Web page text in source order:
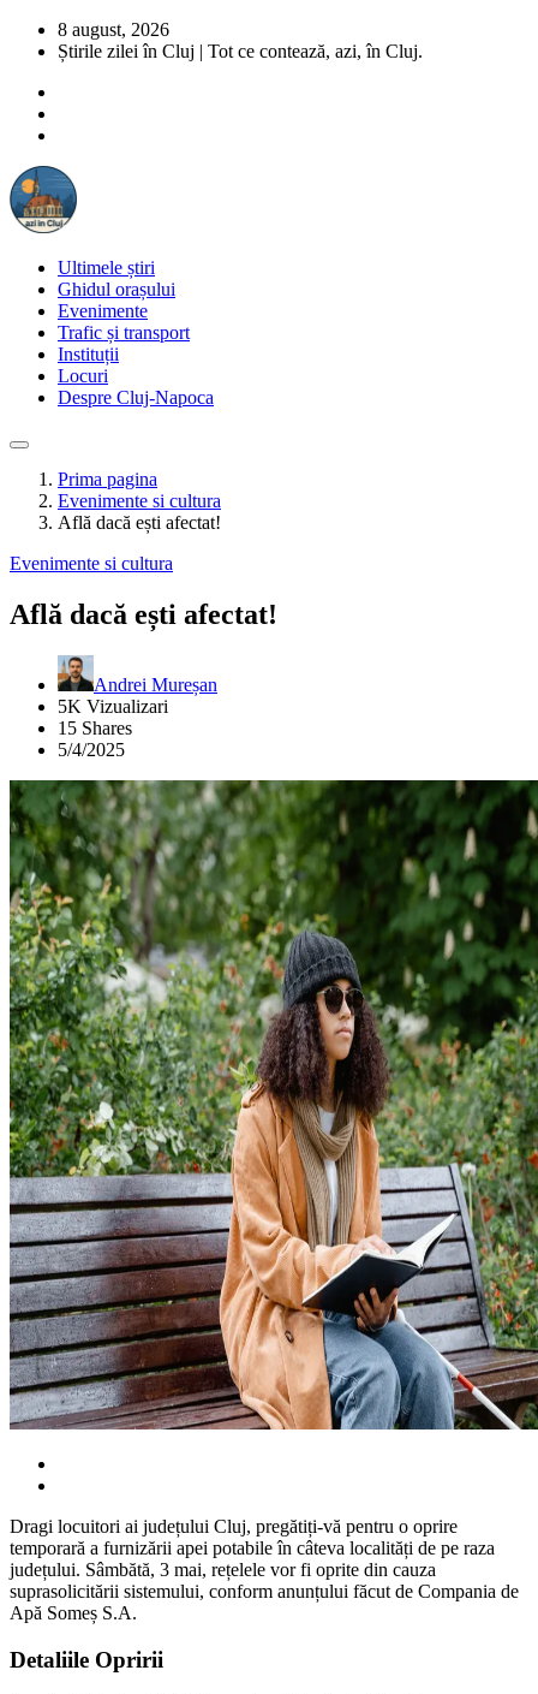
8 august, 2026
Știrile zilei în Cluj | Tot ce contează, azi, în Cluj.
Ultimele știri
Ghidul orașului
Evenimente
Trafic și transport
Instituții
Locuri
Despre Cluj-Napoca
Prima pagina
Evenimente si cultura
Află dacă ești afectat!
Evenimente si cultura
Află dacă ești afectat!
Andrei Mureșan
5K Vizualizari
15 Shares
5/4/2025
Dragi locuitori ai județului Cluj, pregătiți-vă pentru o oprire
temporară a furnizării apei potabile în câteva localități de pe raza
județului. Sâmbătă, 3 mai, rețelele vor fi oprite din cauza
suprasolicitării sistemului, conform anunțului făcut de Compania de
Apă Someș S.A.
Detaliile Opririi